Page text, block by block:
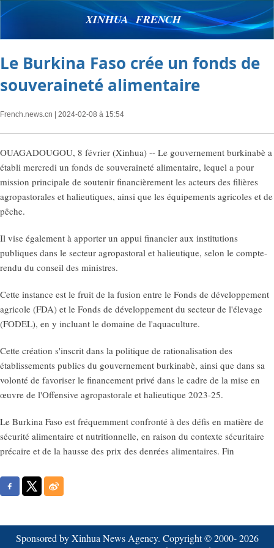
XINHUA FRENCH
Le Burkina Faso crée un fonds de
souveraineté alimentaire
French.news.cn | 2024-02-08 à 15:54
OUAGADOUGOU, 8 février (Xinhua) -- Le gouvernement burkinabè a
établi mercredi un fonds de souveraineté alimentaire, lequel a pour
mission principale de soutenir financièrement les acteurs des filières
agropastorales et halieutiques, ainsi que les équipements agricoles et de
pêche.
Il vise également à apporter un appui financier aux institutions
publiques dans le secteur agropastoral et halieutique, selon le compte-
rendu du conseil des ministres.
Cette instance est le fruit de la fusion entre le Fonds de développement
agricole (FDA) et le Fonds de développement du secteur de l'élevage
(FODEL), en y incluant le domaine de l'aquaculture.
Cette création s'inscrit dans la politique de rationalisation des
établissements publics du gouvernement burkinabè, ainsi que dans sa
volonté de favoriser le financement privé dans le cadre de la mise en
œuvre de l'Offensive agropastorale et halieutique 2023-25.
Le Burkina Faso est fréquemment confronté à des défis en matière de
sécurité alimentaire et nutritionnelle, en raison du contexte sécuritaire
précaire et de la hausse des prix des denrées alimentaires. Fin
Sponsored by Xinhua News Agency. Copyright © 2000-2026